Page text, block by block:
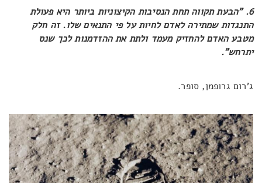
6. "הבעת תקווה תחת הנסיבות הקיצוניות ביותר היא פעולת
התנגדות שמתירה לאדם לחיות על פי התנאים שלו. זה חלק
מטבע האדם להחזיק מעמד ולתת את ההזדמנות לכך שנס
יתרחש".
ג'רום גרופמן, סופר.